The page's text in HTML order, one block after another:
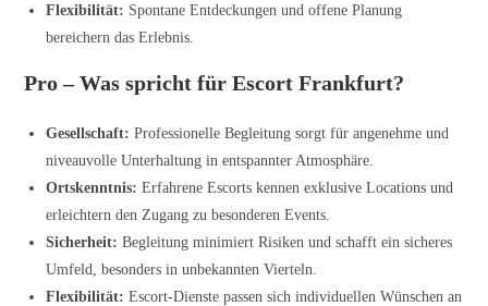
Flexibilität: Spontane Entdeckungen und offene Planung
bereichern das Erlebnis.
Pro – Was spricht für Escort Frankfurt?
Gesellschaft: Professionelle Begleitung sorgt für angenehme und
niveauvolle Unterhaltung in entspannter Atmosphäre.
Ortskenntnis: Erfahrene Escorts kennen exklusive Locations und
erleichtern den Zugang zu besonderen Events.
Sicherheit: Begleitung minimiert Risiken und schafft ein sicheres
Umfeld, besonders in unbekannten Vierteln.
Flexibilität: Escort-Dienste passen sich individuellen Wünschen an